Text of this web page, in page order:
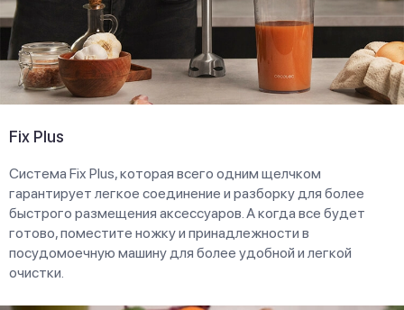
Fix Plus
Система Fix Plus, которая всего одним щелчком
гарантирует легкое соединение и разборку для более
быстрого размещения аксессуаров. А когда все будет
готово, поместите ножку и принадлежности в
посудомоечную машину для более удобной и легкой
очистки.